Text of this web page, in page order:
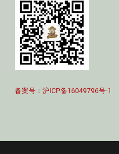
备案号：沪ICP备16049796号-1